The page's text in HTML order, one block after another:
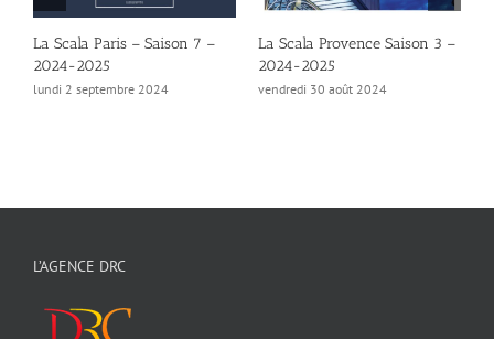
La Scala Paris – Saison 7 –
2024-2025
lundi 2 septembre 2024
La Scala Provence Saison 3 –
2024-2025
vendredi 30 août 2024
L’AGENCE DRC